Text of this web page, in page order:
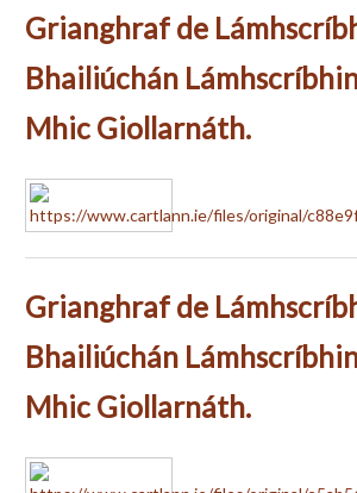
Grianghraf de
Bhailiúchán
Mhic Giollarnáth.
Grianghraf de
Bhailiúchán
Mhic Giollarnáth.